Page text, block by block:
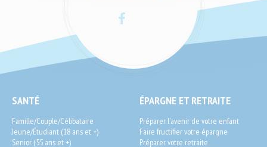
Facebook
SEO
End-
User
SANTÉ
Famille/Couple/Célibataire
Jeune/Étudiant (18 ans et +)
Senior (55 ans et +)
ÉPARGNE ET RETRAITE
Préparer l'avenir de votre enfant
Faire fructifier votre épargne
Préparer votre retraite